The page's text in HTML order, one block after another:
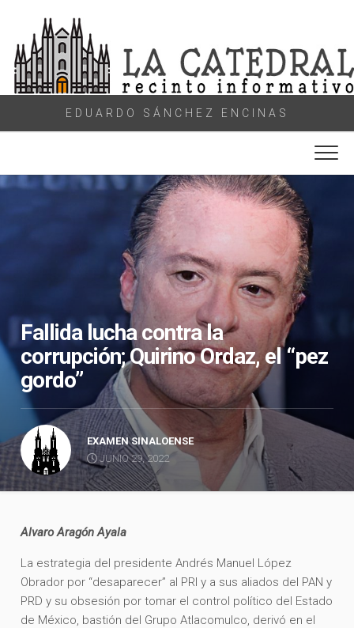
content
EDUARDO SÁNCHEZ ENCINAS
Fallida lucha contra la
corrupción; Quirino Ordaz, el “pez
gordo”
EXAMEN SINALOENSE
JUNIO 29, 2022
Alvaro Aragón Ayala
La estrategia del presidente Andrés Manuel López
Obrador por “desaparecer” al PRI y a sus aliados del PAN y
PRD y su obsesión por tomar el control político del Estado
de México, bastión del Grupo Atlacomulco, derivó en el